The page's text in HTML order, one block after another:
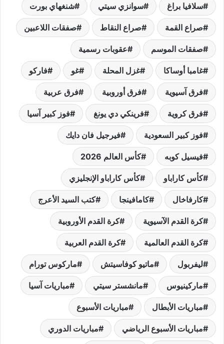
سلافيا براغ سوانزي سيتي شنغهاي بورت
صراع القمة صراع النقاط صفقات اللاعبين
صفقات الموسم عقوبات رسمية
غامبا أوساكا غزل المحلة غو فاركو
فرق آسيوية فرق أوروبية فرق عربية
فرق كروية فرينكي دي يونغ فوز كبير آسيا
فوز كبير السعودية فيرجيل فان دايك
فيسيل كوبه كأس العالم 2026
كأس كاراباو كأس كاراباو الإنجليزي
كارفاخال كامافينجا كتب السيد الأعرج
كرة القدم الآسيوية كرة القدم الأوروبية
كرة القدم العالمية كرة القدم العربية
ليفربول ماتيو كوفاسيتش ماركوس تورام
ماركينيوس مانشستر سيتي مباريات آسيا
مباريات الأبطال مباريات الأسبوع
مباريات الأسبوع الرياضي مباريات الدوري